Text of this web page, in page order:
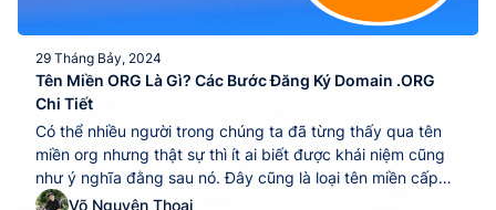
29 Tháng Bảy, 2024
Tên Miền ORG Là Gì? Các Bước Đăng Ký Domain .ORG
Chi Tiết
Có thể nhiều người trong chúng ta đã từng thấy qua tên
miền org nhưng thật sự thì ít ai biết được khái niệm cũng
như ý nghĩa đằng sau nó. Đây cũng là loại tên miền cấp
cao và được sử dụng phổ biến cho website của các tổ
Võ Nguyên Thoại